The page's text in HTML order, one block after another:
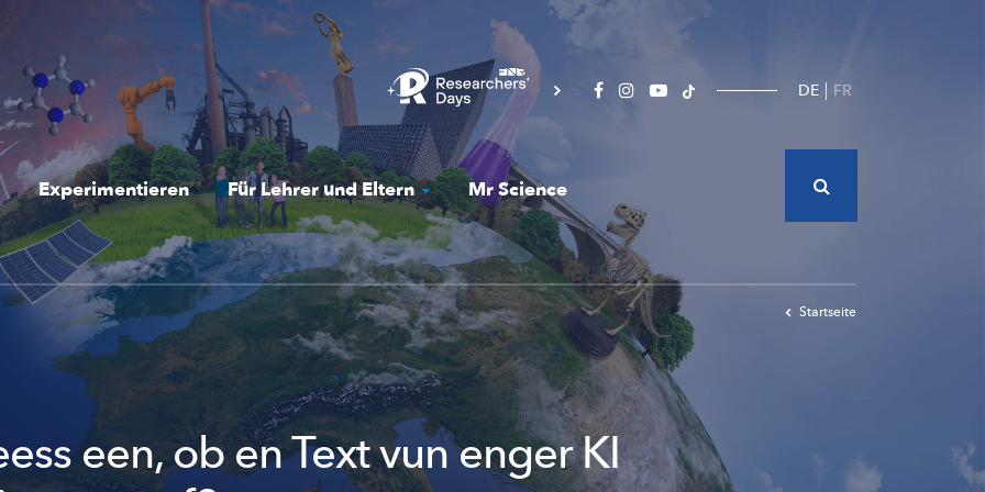
DE FR
Experimentieren Für Lehrer und Eltern Mr Science
Startseite
een, ob en Text vun enger KI